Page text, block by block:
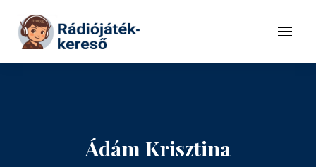
Tovább a tartalomhoz
Menü
Ádám Krisztina